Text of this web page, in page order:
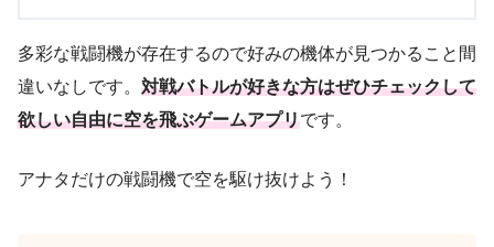
多彩な戦闘機が存在するので好みの機体が見つかること間
違いなしです。 対戦バトルが好きな方はぜひチェックして
欲しい自由に空を飛ぶゲームアプリです。
アナタだけの戦闘機で空を駆け抜けよう！